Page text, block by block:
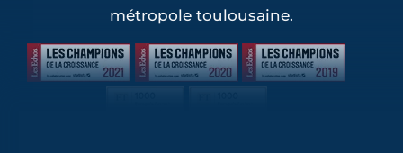
métropole toulousaine.